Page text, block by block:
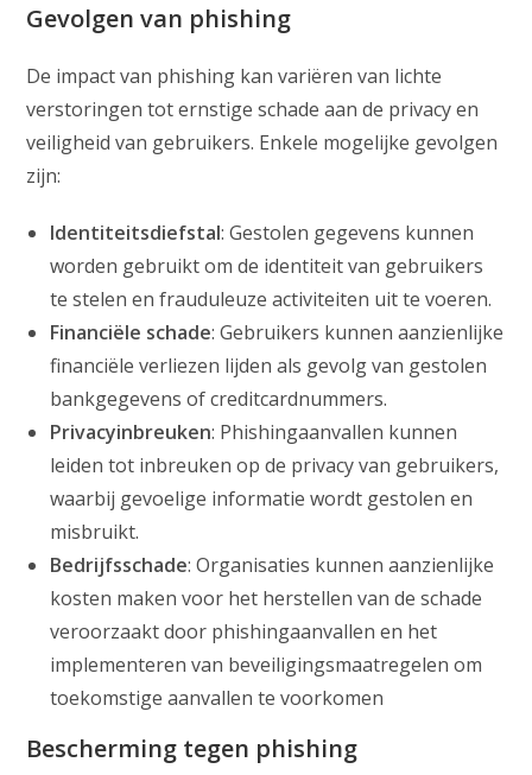
Gevolgen van phishing
De impact van phishing kan variëren van lichte
verstoringen tot ernstige schade aan de privacy en
veiligheid van gebruikers. Enkele mogelijke gevolgen
zijn:
Identiteitsdiefstal: Gestolen gegevens kunnen
worden gebruikt om de identiteit van gebruikers
te stelen en frauduleuze activiteiten uit te voeren.
Financiële schade: Gebruikers kunnen aanzienlijke
financiële verliezen lijden als gevolg van gestolen
bankgegevens of creditcardnummers.
Privacyinbreuken: Phishingaanvallen kunnen
leiden tot inbreuken op de privacy van gebruikers,
waarbij gevoelige informatie wordt gestolen en
misbruikt.
Bedrijfsschade: Organisaties kunnen aanzienlijke
kosten maken voor het herstellen van de schade
veroorzaakt door phishingaanvallen en het
implementeren van beveiligingsmaatregelen om
toekomstige aanvallen te voorkomen
Bescherming tegen phishing